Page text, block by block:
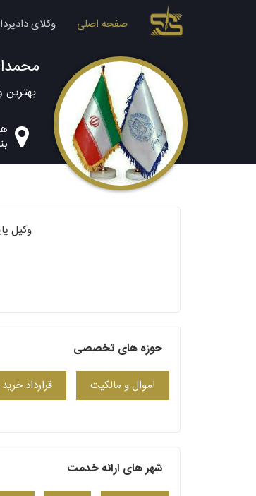
صفحه اصلی وکلای
وکیل
حوزه های تخصصی
اموال و مالکیت قرارداد
شهر های ارائه خدمت